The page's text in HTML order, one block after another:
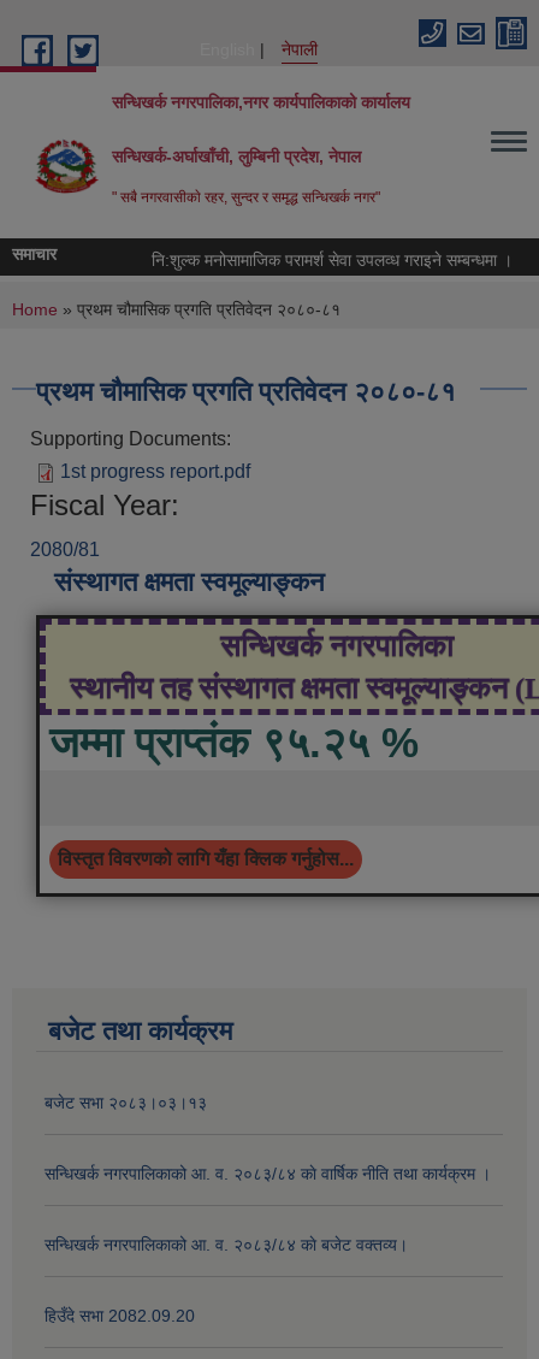
नेपाली
सन्धिखर्क नगरपालिका,नगर कार्यपालिकाको कार्यालय
सन्धिखर्क-अर्घाखाँची, लुम्बिनी प्रदेश, नेपाल
" सबै नगरवासीकाे रहर, सुन्दर र समृद्ध सन्धिखर्क नगर"
समाचार नि:शुल्क मनोसामाजिक परामर्श सेवा उपलव्ध गराइने सम्बन्धमा ।
You are here
Home » प्रथम चौमासिक प्रगति प्रतिवेदन २०८०-८१
प्रथम चौमासिक प्रगति प्रतिवेदन २०८०-८१
Supporting Documents:
1st progress report.pdf
Fiscal Year:
2080/81
संस्थागत क्षमता स्वमूल्याङ्कन
सन्धिखर्क नगरपालिका
स्थानीय तह संस्थागत क्षमता स्वमूल्याङ्कन
जम्मा प्राप्तंक ९५.२५ %
विस्तृत विवरणको लागि यँहा क्लिक गर्नुहोस...
बजेट तथा कार्यक्रम
बजेट सभा २०८३।०३।१३
सन्धिखर्क नगरपालिकाको आ. व. २०८३/८४ काे वार्षिक नीति तथा कार्यक्रम ।
सन्धिखर्क नगरपालिकाको आ. व. २०८३/८४ काे बजेट वक्तव्य।
हिउँदे सभा 2082.09.20